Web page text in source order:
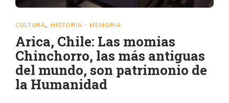
CULTURA, HISTORIA - MEMORIA
Arica, Chile: Las momias
Chinchorro, las más antiguas
del mundo, son patrimonio de
la Humanidad